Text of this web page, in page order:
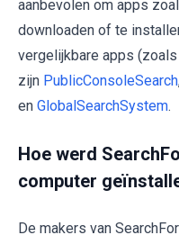
aanbevolen om apps
downloaden of te
vergelijkbare apps
zijn PublicConsoleSearch
en GlobalSearchSystem.
Hoe werd
computer
De makers van